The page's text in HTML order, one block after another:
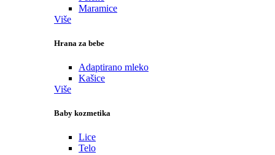
Maramice
Više
Hrana za bebe
Adaptirano mleko
Kašice
Više
Baby kozmetika
Lice
Telo